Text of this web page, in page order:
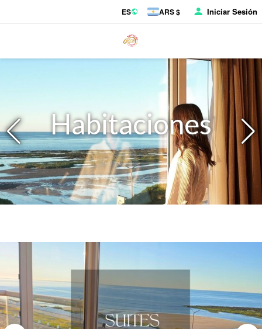
ES ARS $ Iniciar Sesión
Habitaciones